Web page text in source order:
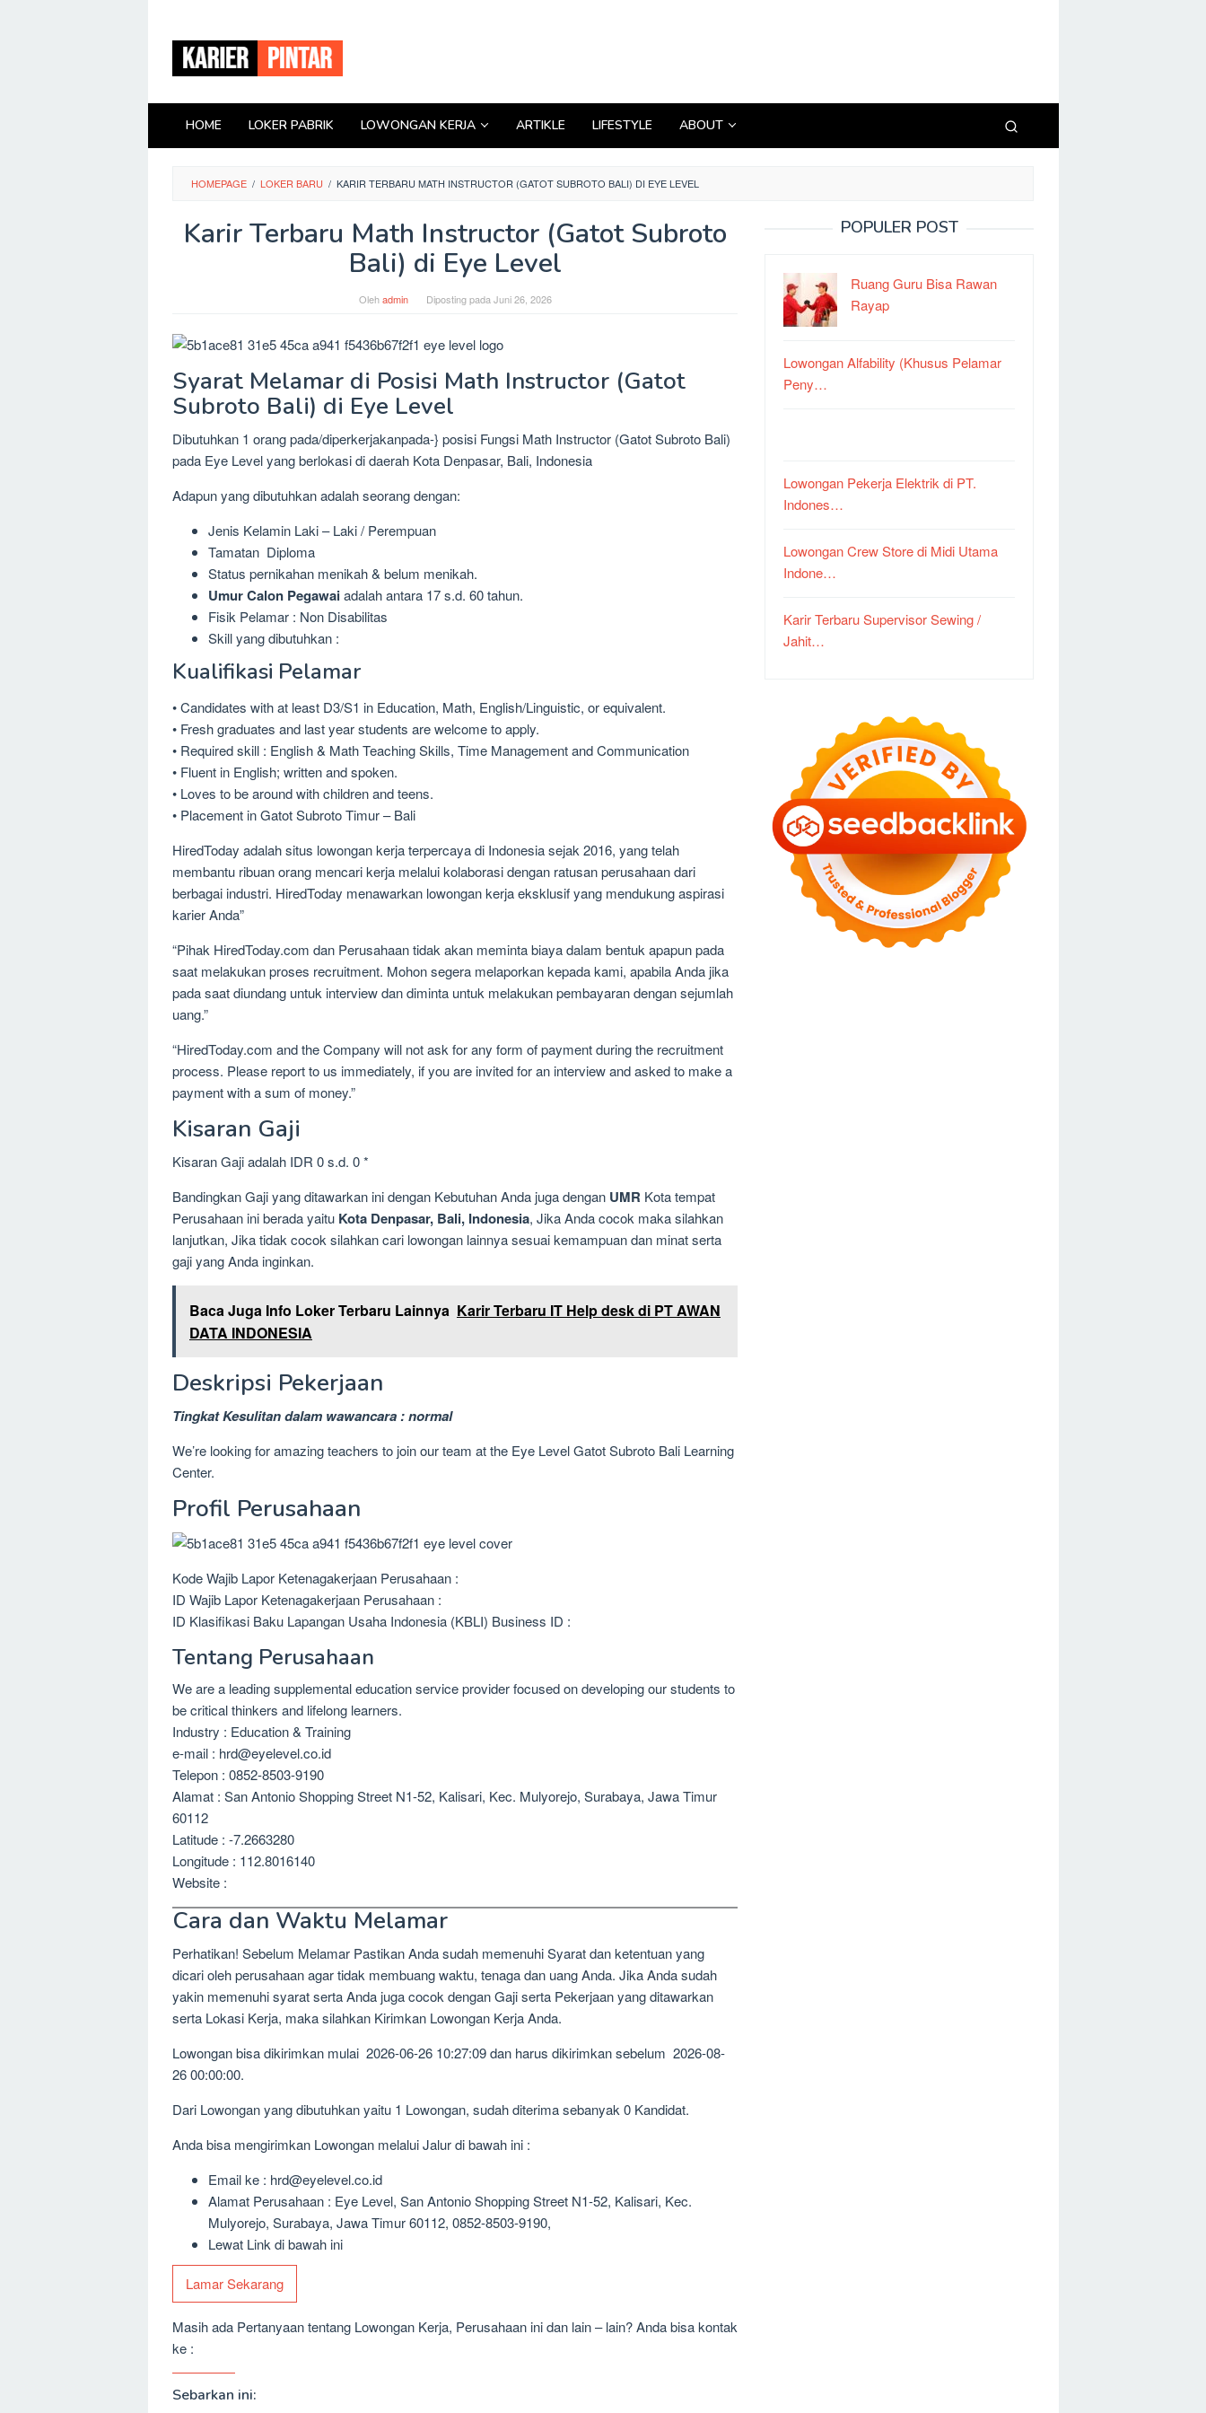
konten
HOME LOKER PABRIK LOWONGAN KERJA ARTIKLE LIFESTYLE ABOUT
HOMEPAGE / LOKER BARU / KARIR TERBARU MATH INSTRUCTOR (GATOT SUBROTO BALI) DI EYE LEVEL
Karir Terbaru Math Instructor (Gatot Subroto
Bali) di Eye Level
Olehadmin Diposting pada Juni 26, 2026
Syarat Melamar di Posisi Math Instructor (Gatot
Subroto Bali) di Eye Level
Dibutuhkan 1 orang pada/diperkerjakanpada-} posisi Fungsi Math Instructor (Gatot Subroto Bali)
pada Eye Level yang berlokasi di daerah Kota Denpasar, Bali, Indonesia
Adapun yang dibutuhkan adalah seorang dengan:
Jenis Kelamin Laki – Laki / Perempuan
Tamatan Diploma
Status pernikahan menikah & belum menikah.
Umur Calon Pegawaiadalah antara 17 s.d. 60 tahun.
Fisik Pelamar : Non Disabilitas
Skill yang dibutuhkan :
Kualifikasi Pelamar
• Candidates with at least D3/S1 in Education, Math, English/Linguistic, or equivalent.
• Fresh graduates and last year students are welcome to apply.
• Required skill : English & Math Teaching Skills, Time Management and Communication
• Fluent in English; written and spoken.
• Loves to be around with children and teens.
• Placement in Gatot Subroto Timur – Bali
HiredToday adalah situs lowongan kerja terpercaya di Indonesia sejak 2016, yang telah
membantu ribuan orang mencari kerja melalui kolaborasi dengan ratusan perusahaan dari
berbagai industri. HiredToday menawarkan lowongan kerja eksklusif yang mendukung aspirasi
karier Anda”
“Pihak HiredToday.com dan Perusahaan tidak akan meminta biaya dalam bentuk apapun pada
saat melakukan proses recruitment. Mohon segera melaporkan kepada kami, apabila Anda jika
pada saat diundang untuk interview dan diminta untuk melakukan pembayaran dengan sejumlah
uang.”
“HiredToday.com and the Company will not ask for any form of payment during the recruitment
process. Please report to us immediately, if you are invited for an interview and asked to make a
payment with a sum of money.”
Kisaran Gaji
Kisaran Gaji adalah IDR 0 s.d. 0 *
Bandingkan Gaji yang ditawarkan ini dengan Kebutuhan Anda juga dengan UMR Kota tempat
Perusahaan ini berada yaitu Kota Denpasar, Bali, Indonesia, Jika Anda cocok maka silahkan
lanjutkan, Jika tidak cocok silahkan cari lowongan lainnya sesuai kemampuan dan minat serta
gaji yang Anda inginkan.
Baca Juga Info Loker Terbaru Lainnya Karir Terbaru IT Help desk di PT AWAN
DATA INDONESIA
Deskripsi Pekerjaan
Tingkat Kesulitan dalam wawancara : normal
We’re looking for amazing teachers to join our team at the Eye Level Gatot Subroto Bali Learning
Center.
Profil Perusahaan
Kode Wajib Lapor Ketenagakerjaan Perusahaan :
ID Wajib Lapor Ketenagakerjaan Perusahaan :
ID Klasifikasi Baku Lapangan Usaha Indonesia (KBLI) Business ID :
Tentang Perusahaan
We are a leading supplemental education service provider focused on developing our students to
be critical thinkers and lifelong learners.
Industry : Education & Training
e-mail : hrd@eyelevel.co.id
Telepon : 0852-8503-9190
Alamat : San Antonio Shopping Street N1-52, Kalisari, Kec. Mulyorejo, Surabaya, Jawa Timur
60112
Latitude : -7.2663280
Longitude : 112.8016140
Website :
Cara dan Waktu Melamar
Perhatikan! Sebelum Melamar Pastikan Anda sudah memenuhi Syarat dan ketentuan yang
dicari oleh perusahaan agar tidak membuang waktu, tenaga dan uang Anda. Jika Anda sudah
yakin memenuhi syarat serta Anda juga cocok dengan Gaji serta Pekerjaan yang ditawarkan
serta Lokasi Kerja, maka silahkan Kirimkan Lowongan Kerja Anda.
Lowongan bisa dikirimkan mulai 2026-06-26 10:27:09 dan harus dikirimkan sebelum 2026-08-
26 00:00:00.
Dari Lowongan yang dibutuhkan yaitu 1 Lowongan, sudah diterima sebanyak 0 Kandidat.
Anda bisa mengirimkan Lowongan melalui Jalur di bawah ini :
Email ke : hrd@eyelevel.co.id
Alamat Perusahaan : Eye Level, San Antonio Shopping Street N1-52, Kalisari, Kec.
Mulyorejo, Surabaya, Jawa Timur 60112, 0852-8503-9190,
Lewat Link di bawah ini
Lamar Sekarang
Masih ada Pertanyaan tentang Lowongan Kerja, Perusahaan ini dan lain – lain? Anda bisa kontak
ke :
Sebarkan ini:
POPULER POST
Ruang Guru Bisa Rawan
Rayap
Lowongan Alfability (Khusus Pelamar
Peny…
Lowongan Pekerja Elektrik di PT.
Indones…
Lowongan Crew Store di Midi Utama
Indone…
Karir Terbaru Supervisor Sewing /
Jahit…